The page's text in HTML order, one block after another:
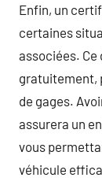
Enfin, un
certaines
associées. Ce
gratuitement,
de gages.
assurera un
vous
véhicule